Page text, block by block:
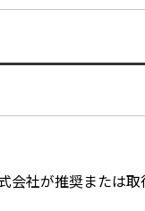
社が推奨または